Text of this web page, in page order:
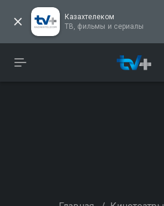
Казахтелеком
ТВ, фильмы и сериалы